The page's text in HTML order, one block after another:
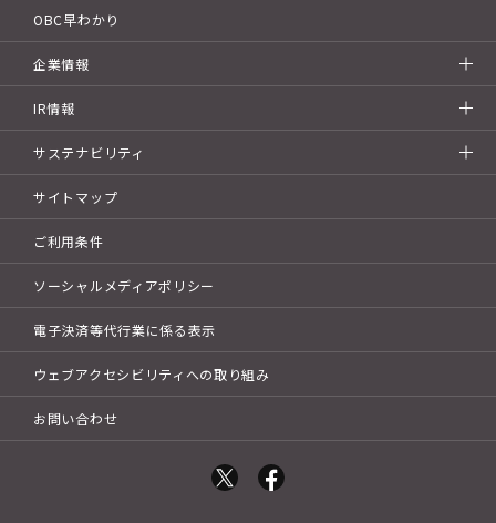
OBC早わかり
企業情報
IR情報
サステナビリティ
サイトマップ
ご利用条件
ソーシャルメディアポリシー
電子決済等代行業に係る表示
ウェブアクセシビリティへの取り組み
お問い合わせ